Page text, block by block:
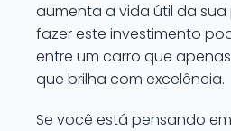
aumenta a vida útil da sua
fazer este investimento
entre um carro que
que brilha com excelência.
Se você está pensando